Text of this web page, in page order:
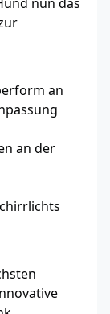
nun das
an
an der